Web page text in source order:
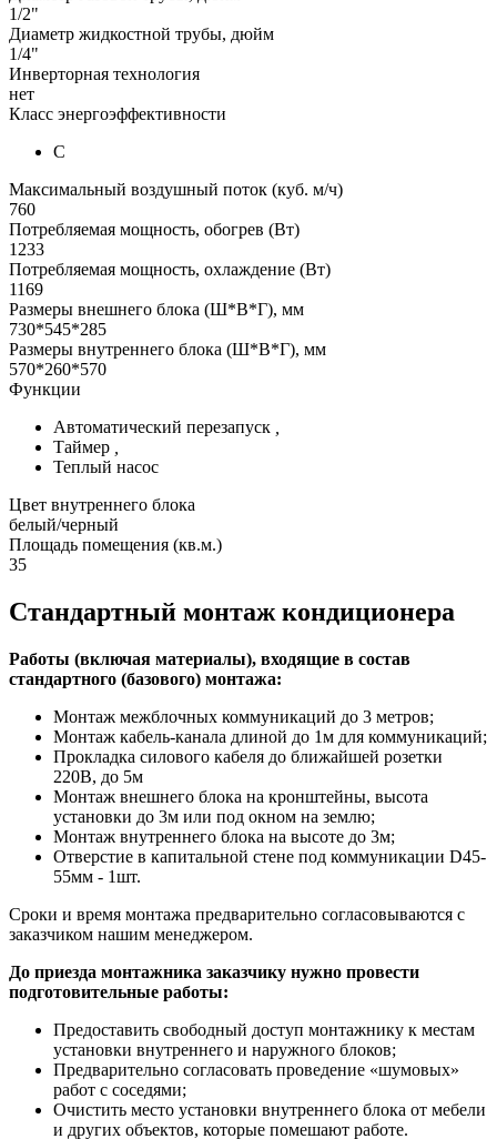
1/2"
Диаметр жидкостной трубы, дюйм
1/4"
Инверторная технология
нет
Класс энергоэффективности
C
Максимальный воздушный поток (куб. м/ч)
760
Потребляемая мощность, обогрев (Вт)
1233
Потребляемая мощность, охлаждение (Вт)
1169
Размеры внешнего блока (Ш*В*Г), мм
730*545*285
Размеры внутреннего блока (Ш*В*Г), мм
570*260*570
Функции
Автоматический перезапуск
Таймер
Теплый насос
Цвет внутреннего блока
белый/черный
Площадь помещения (кв.м.)
35
Стандартный монтаж кондиционера
Работы (включая материалы), входящие в состав
стандартного (базового) монтажа:
Монтаж межблочных коммуникаций до 3 метров;
Монтаж кабель-канала длиной до 1м для коммуникаций;
Прокладка силового кабеля до ближайшей розетки
220В, до 5м
Монтаж внешнего блока на кронштейны, высота
установки до 3м или под окном на землю;
Монтаж внутреннего блока на высоте до 3м;
Отверстие в капитальной стене под коммуникации D45-
55мм - 1шт.
Сроки и время монтажа предварительно согласовываются с
заказчиком нашим менеджером.
До приезда монтажника заказчику нужно провести
подготовительные работы:
Предоставить свободный доступ монтажнику к местам
установки внутреннего и наружного блоков;
Предварительно согласовать проведение «шумовых»
работ с соседями;
Очистить место установки внутреннего блока от мебели
и других объектов, которые помешают работе.